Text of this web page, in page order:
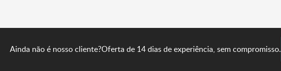
Ainda não é nosso cliente?Oferta de 14 dias de experiência, sem compromisso.